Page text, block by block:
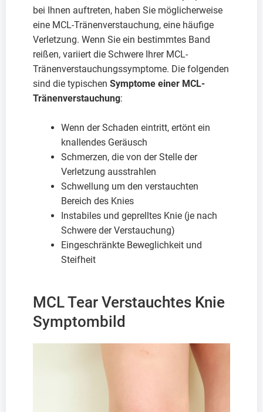
bei Ihnen auftreten, haben Sie möglicherweise
eine MCL-Tränenverstauchung, eine häufige
Verletzung. Wenn Sie ein bestimmtes Band
reißen, variiert die Schwere Ihrer MCL-
Tränenverstauchungssymptome. Die folgenden
sind die typischen Symptome einer MCL-
Tränenverstauchung:
Wenn der Schaden eintritt, ertönt ein
knallendes Geräusch
Schmerzen, die von der Stelle der
Verletzung ausstrahlen
Schwellung um den verstauchten
Bereich des Knies
Instabiles und geprelltes Knie (je nach
Schwere der Verstauchung)
Eingeschränkte Beweglichkeit und
Steifheit
MCL Tear Verstauchtes Knie
Symptombild